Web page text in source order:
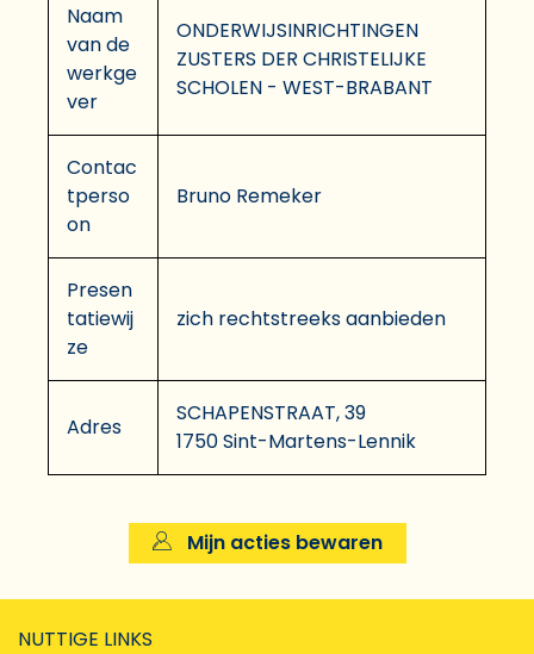
Naam
van de
werkge
ver
ONDERWIJSINRICHTINGEN
ZUSTERS DER CHRISTELIJKE
SCHOLEN - WEST-BRABANT
Contac
tperso
on
Bruno Remeker
Presen
tatiewij
ze
zich rechtstreeks aanbieden
Adres
SCHAPENSTRAAT, 39
1750 Sint-Martens-Lennik
Mijn acties bewaren
NUTTIGE LINKS